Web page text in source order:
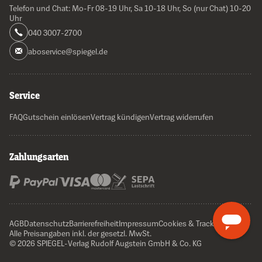
Telefon und Chat: Mo-Fr 08-19 Uhr, Sa 10-18 Uhr, So (nur Chat) 10-20
Uhr
040 3007-2700
aboservice@spiegel.de
Service
FAQGutschein einlösenVertrag kündigenVertrag widerrufen
Zahlungsarten
AGBDatenschutzBarrierefreiheitImpressumCookies & Tracking
Alle Preisangaben inkl. der gesetzl. MwSt.
© 2026 SPIEGEL-Verlag Rudolf Augstein GmbH & Co. KG